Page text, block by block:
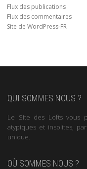
Flux des publications
Flux des commentaires
Site de WordPress-FR
QUI SOMMES NOUS ?
Le Site des Lofts vous
atypiques et insolites,
unique.
OÙ SOMMES NOUS ?